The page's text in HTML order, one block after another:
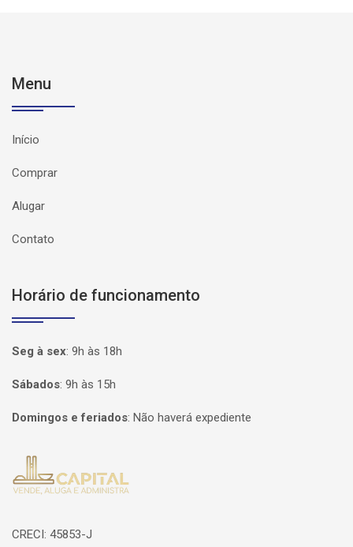
Menu
Início
Comprar
Alugar
Contato
Horário de funcionamento
Seg à sex: 9h às 18h
Sábados: 9h às 15h
Domingos e feriados: Não haverá expediente
Página inicial
CRECI: 45853-J